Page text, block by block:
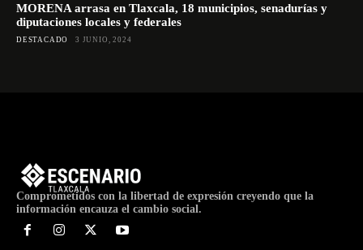
MORENA arrasa en Tlaxcala, 18 municipios, senadurías y
diputaciones locales y federales
DESTACADO 3 JUNIO, 2024
Comprometidos con la libertad de expresión creyendo que la
información encauza el cambio social.